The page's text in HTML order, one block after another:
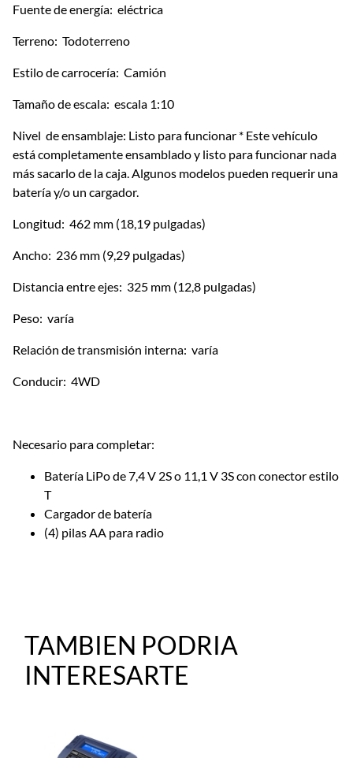
Fuente de energía: eléctrica
Terreno: Todoterreno
Estilo de carrocería: Camión
Tamaño de escala: escala 1:10
Nivel de ensamblaje: Listo para funcionar * Este vehículo
está completamente ensamblado y listo para funcionar nada
más sacarlo de la caja. Algunos modelos pueden requerir una
batería y/o un cargador.
Longitud: 462 mm (18,19 pulgadas)
Ancho: 236 mm (9,29 pulgadas)
Distancia entre ejes: 325 mm (12,8 pulgadas)
Peso: varía
Relación de transmisión interna: varía
Conducir: 4WD
Necesario para completar:
Batería LiPo de 7,4 V 2S o 11,1 V 3S con conector estilo
T
Cargador de batería
(4) pilas AA para radio
TAMBIEN PODRIA
INTERESARTE